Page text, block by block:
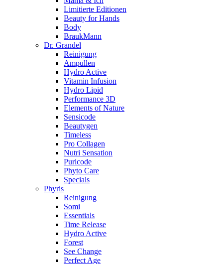
Limitierte Editionen
Beauty for Hands
Body
BraukMann
Dr. Grandel
Reinigung
Ampullen
Hydro Active
Vitamin Infusion
Hydro Lipid
Performance 3D
Elements of Nature
Sensicode
Beautygen
Timeless
Pro Collagen
Nutri Sensation
Puricode
Phyto Care
Specials
Phyris
Reinigung
Somi
Essentials
Time Release
Hydro Active
Forest
See Change
Perfect Age